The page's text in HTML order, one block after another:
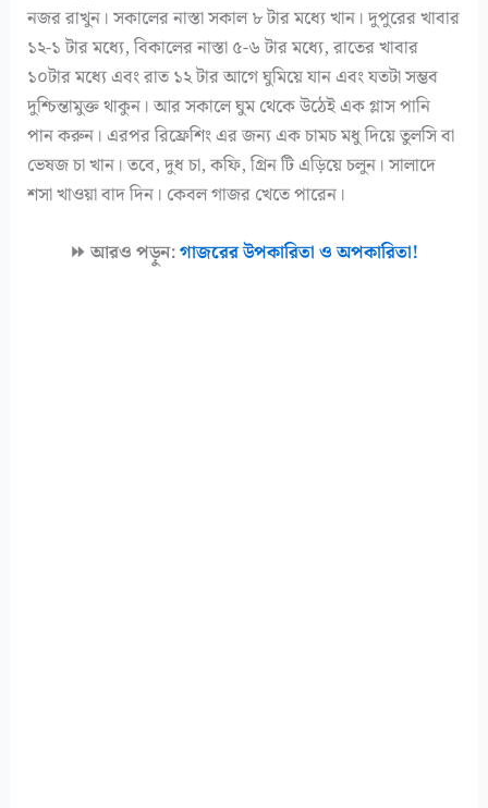
নজর রাখুন। সকালের নাস্তা সকাল ৮ টার মধ্যে খান। দুপুরের খাবার
১২-১ টার মধ্যে, বিকালের নাস্তা ৫-৬ টার মধ্যে, রাতের খাবার
১০টার মধ্যে এবং রাত ১২ টার আগে ঘুমিয়ে যান এবং যতটা সম্ভব
দুশ্চিন্তামুক্ত থাকুন। আর সকালে ঘুম থেকে উঠেই এক গ্লাস পানি
পান করুন। এরপর রিফ্রেশিং এর জন্য এক চামচ মধু দিয়ে তুলসি বা
ভেষজ চা খান। তবে, দুধ চা, কফি, গ্রিন টি এড়িয়ে চলুন। সালাদে
শসা খাওয়া বাদ দিন। কেবল গাজর খেতে পারেন।
⏩ আরও পড়ুন:গাজরের উপকারিতা ও অপকারিতা!